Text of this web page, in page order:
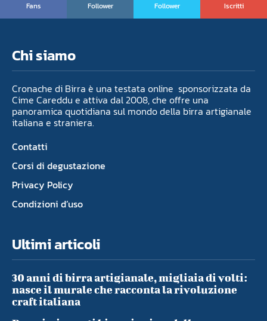
Fans
Follower
Follower
Iscritti
Chi siamo
Cronache di Birra è una testata online sponsorizzata da
Cime Careddu e attiva dal 2008, che offre una
panoramica quotidiana sul mondo della birra artigianale
italiana e straniera.
Contatti
Corsi di degustazione
Privacy Policy
Condizioni d’uso
Ultimi articoli
30 anni di birra artigianale, migliaia di volti:
nasce il murale che racconta la rivoluzione
craft italiana